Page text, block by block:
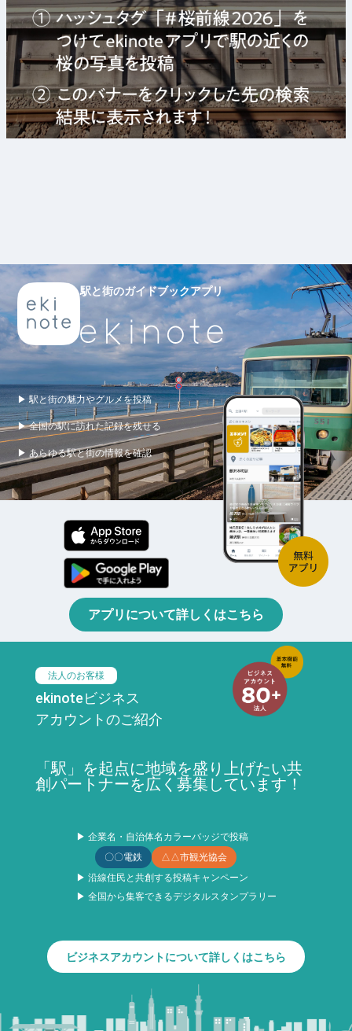
駅と街のガイドブックアプリ
▶ 駅と街の魅力やグルメを投稿
▶ 全国の駅に訪れた記録を残せる
▶ あらゆる駅と街の情報を確認
アプリについて詳しくはこちら
法人のお客様
ekinoteビジネス
アカウントのご紹介
「駅」を起点に地域を盛り上げたい共
創パートナーを広く募集しています！
▶ 企業名・自治体名カラーバッジで投稿
〇〇電鉄
△△市観光協会
▶ 沿線住民と共創する投稿キャンペーン
▶ 全国から集客できるデジタルスタンプラリー
ビジネスアカウントについて詳しくはこちら